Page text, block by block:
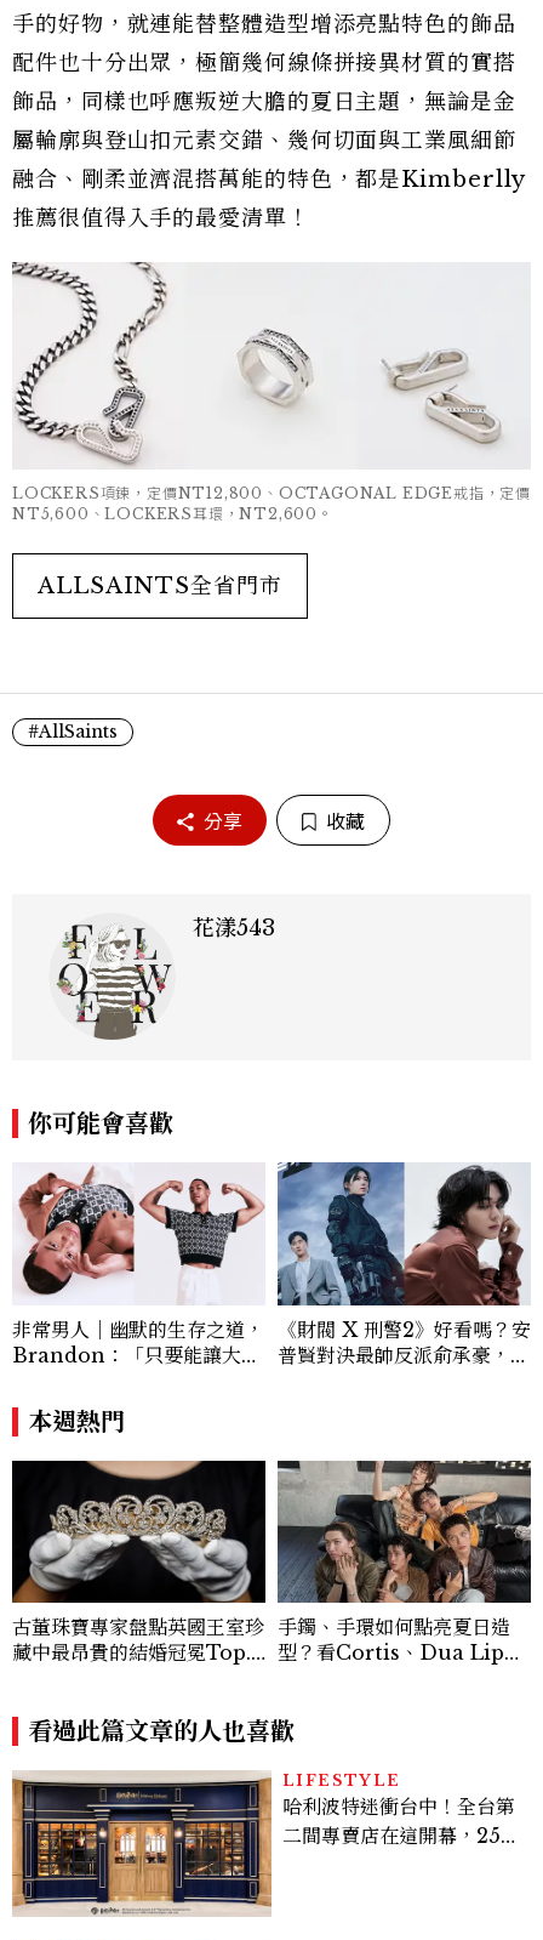
手的好物，就連能替整體造型增添亮點特色的飾品
配件也十分出眾，極簡幾何線條拼接異材質的實搭
飾品，同樣也呼應叛逆大膽的夏日主題，無論是金
屬輪廓與登山扣元素交錯、幾何切面與工業風細節
融合、剛柔並濟混搭萬能的特色，都是Kimberlly
推薦很值得入手的最愛清單！
LOCKERS項鍊，定價NT12,800、OCTAGONAL EDGE戒指，定價
NT5,600、LOCKERS耳環，NT2,600。
ALLSAINTS全省門市
#AllSaints
分享 收藏
花漾543
你可能會喜歡
非常男人｜幽默的生存之道，
Brandon：「只要能讓大家
讓敵人成為朋友。」
《財閥 X 刑警2》好看嗎？安
普賢對決最帥反派俞承豪，鄭
本週熱門
古董珠寶專家盤點英國王室珍
藏中最昂貴的結婚冠冕Top.
手鐲、手環如何點亮夏日造
型？看Cortis、Dua Lip的
看過此篇文章的人也喜歡
LIFESTYLE
哈利波特迷衝台中！全台第
二間專賣店在這開幕，25週